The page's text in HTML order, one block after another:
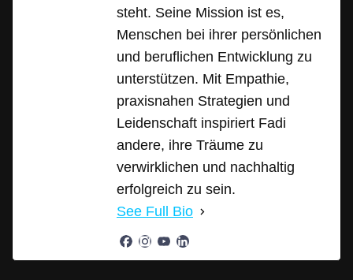
steht. Seine Mission ist es,
Menschen bei ihrer persönlichen
und beruflichen Entwicklung zu
unterstützen. Mit Empathie,
praxisnahen Strategien und
Leidenschaft inspiriert Fadi
andere, ihre Träume zu
verwirklichen und nachhaltig
erfolgreich zu sein.
See Full Bio